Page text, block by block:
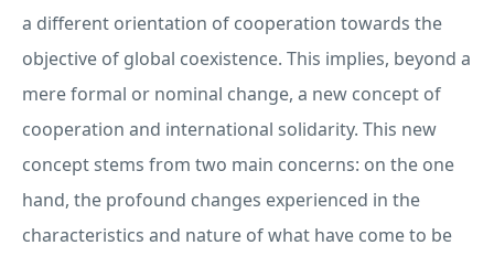
a different orientation of cooperation towards the
objective of global coexistence. This implies, beyond a
mere formal or nominal change, a new concept of
cooperation and international solidarity. This new
concept stems from two main concerns: on the one
hand, the profound changes experienced in the
characteristics and nature of what have come to be